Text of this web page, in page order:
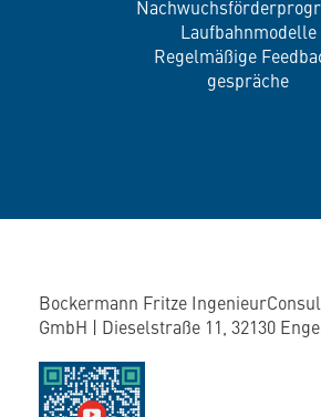
Laufbahnmodelle
Regelmäßige
gespräche
Bockermann Fritze
GmbH | Dieselstraße 11, 32130